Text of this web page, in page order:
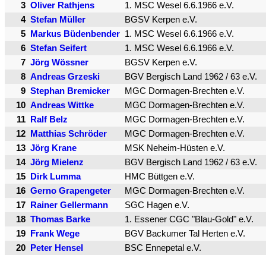
3 Oliver Rathjens
1. MSC Wesel 6.6.1966 e.V.
4 Stefan Müller
BGSV Kerpen e.V.
5
Markus Büdenbender 1. MSC Wesel 6.6.1966 e.V.
6 Stefan Seifert
1. MSC Wesel 6.6.1966 e.V.
7 Jörg Wössner
BGSV Kerpen e.V.
8 Andreas Grzeski
BGV Bergisch Land 1962 / 63 e.V.
9 Stephan Bremicker
MGC Dormagen-Brechten e.V.
10 Andreas Wittke
MGC Dormagen-Brechten e.V.
11
Ralf Belz
MGC Dormagen-Brechten e.V.
12
Matthias Schröder
MGC Dormagen-Brechten e.V.
13 Jörg Krane
MSK Neheim-Hüsten e.V.
14 Jörg Mielenz
BGV Bergisch Land 1962 / 63 e.V.
15
Dirk Lumma
HMC Büttgen e.V.
16 Gerno Grapengeter
MGC Dormagen-Brechten e.V.
17
Rainer Gellermann
SGC Hagen e.V.
18 Thomas Barke
1. Essener CGC "Blau-Gold" e.V.
19
Frank Wege
BGV Backumer Tal Herten e.V.
20
Peter Hensel BSC Ennepetal e.V.